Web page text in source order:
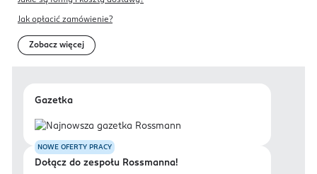
Jak opłacić zamówienie?
Zobacz więcej
Gazetka
NOWE OFERTY PRACY
Dołącz do zespołu Rossmanna!